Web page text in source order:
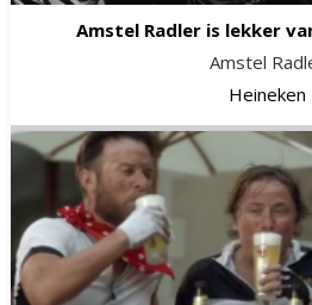
Amstel Radler is lekker
Amstel
Heineken